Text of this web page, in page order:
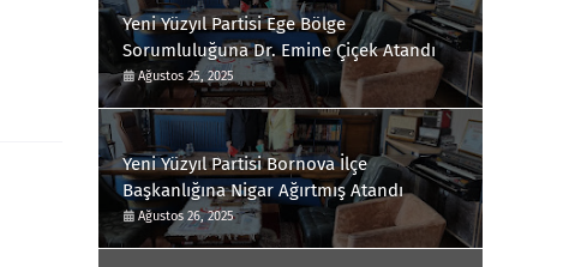
Yeni Yüzyıl Partisi Ege Bölge
Sorumluluğuna Dr. Emine Çiçek Atandı
Ağustos 25, 2025
Yeni Yüzyıl Partisi Bornova İlçe
Başkanlığına Nigar Ağırtmış Atandı
Ağustos 26, 2025